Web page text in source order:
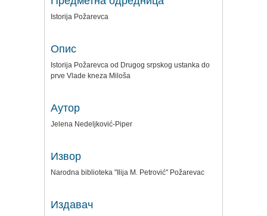
Istorija Požarevca
Опис
Istorija Požarevca od Drugog srpskog ustanka do
prve Vlade kneza Miloša
Аутор
Jelena Nedeljković-Piper
Извор
Narodna biblioteka "Ilija M. Petrović" Požarevac
Издавач